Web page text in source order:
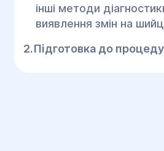
інші методи
виявлення змін на
2.Підготовка до